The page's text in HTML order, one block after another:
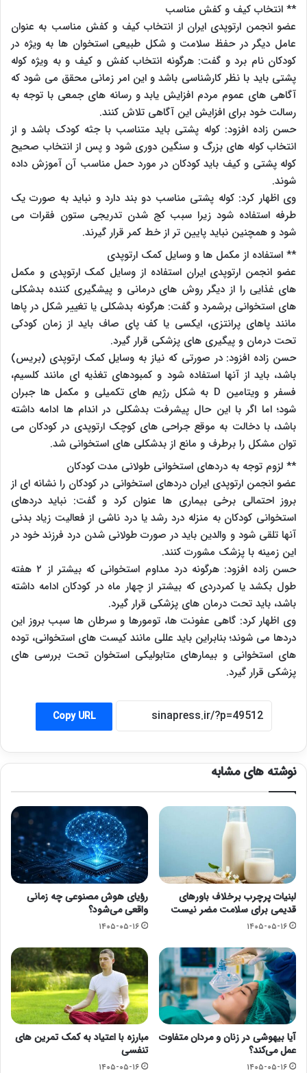
** انتخاب کیف و کفش مناسب
عضو انجمن ارتوپدی ایران از انتخاب کیف و کفش مناسب به عنوان
عامل دیگر در حفظ سلامت و شکل طبیعی استخوان ها به ویژه در
کودکان نام برد و گفت: هرگونه انتخاب کفش و کیف و به ویژه کوله
پشتی باید با نظر کارشناسی باشد و این امر زمانی محقق می شود که
آگاهی های عموم مردم افزایش یابد و رسانه های جمعی با توجه به
رسالت خود برای افزایش این آگاهی تلاش کنند.
حسن زاده افزود: کوله پشتی باید متناسب با جثه کودک باشد و از
انتخاب کوله های بزرگ و سنگین دوری شود و پس از انتخاب صحیح
کوله پشتی و کیف باید کودکان در مورد حمل مناسب آن آموزش داده
شوند.
وی اظهار کرد: کوله پشتی مناسب دو بند دارد و نباید به صورت یک
طرفه استفاده شود زیرا سبب کج شدن تدریجی ستون فقرات می
شود و همچنین نباید پایین تر از خط کمر قرار گیرند.
** استفاده از مکمل ها و وسایل کمک ارتوپدی
عضو انجمن ارتوپدی ایران استفاده از وسایل کمک ارتوپدی و مکمل
های غذایی را از دیگر روش های درمانی و پیشگیری کننده بدشکلی
های استخوانی برشمرد و گفت: هرگونه بدشکلی یا تغییر شکل در پاها
مانند پاهای پرانتزی، ایکسی یا کف پای صاف باید از زمان کودکی
تحت درمان و پیگیری های پزشکی قرار گیرد.
حسن زاده افزود: در صورتی که نیاز به وسایل کمک ارتوپدی (بریس)
باشد، باید از آنها استفاده شود و کمبودهای تغذیه ای مانند کلسیم،
فسفر و ویتامین D به شکل رژیم های تکمیلی و مکمل ها جبران
شود؛ اما اگر با این حال پیشرفت بدشکلی در اندام ها ادامه داشته
باشد، با دخالت به موقع جراحی های کوچک ارتوپدی در کودکان می
توان مشکل را برطرف و مانع از بدشکلی های استخوانی شد.
** لزوم توجه به دردهای استخوانی طولانی مدت کودکان
عضو انجمن ارتوپدی ایران دردهای استخوانی در کودکان را نشانه ای از
بروز احتمالی برخی بیماری ها عنوان کرد و گفت: نباید دردهای
استخوانی کودکان به منزله درد رشد یا درد ناشی از فعالیت زیاد بدنی
آنها تلقی شود و والدین باید در صورت طولانی شدن درد فرزند خود در
این زمینه با پزشک مشورت کنند.
حسن زاده افزود: هرگونه درد مداوم استخوانی که بیشتر از ۲ هفته
طول بکشد یا کمردردی که بیشتر از چهار ماه در کودکان ادامه داشته
باشد، باید تحت درمان های پزشکی قرار گیرد.
وی اظهار کرد: گاهی عفونت ها، تومورها و سرطان ها سبب بروز این
دردها می شوند؛ بنابراین باید عللی مانند کیست های استخوانی، توده
های استخوانی و بیمارهای متابولیکی استخوان تحت بررسی های
پزشکی قرار گیرد.
Copy URL
نوشته های مشابه
لبنیات پرچرب برخلاف باورهای
قدیمی برای سلامت مضر نیست
۱۴۰۵-۰۵-۱۶
رؤیای هوش مصنوعی چه زمانی
واقعی می‌شود؟
۱۴۰۵-۰۵-۱۶
آیا بیهوشی در زنان و مردان متفاوت
عمل می‌کند؟
۱۴۰۵-۰۵-۱۶
مبارزه با اعتیاد به کمک تمرین های
تنفسی
۱۴۰۵-۰۵-۱۶